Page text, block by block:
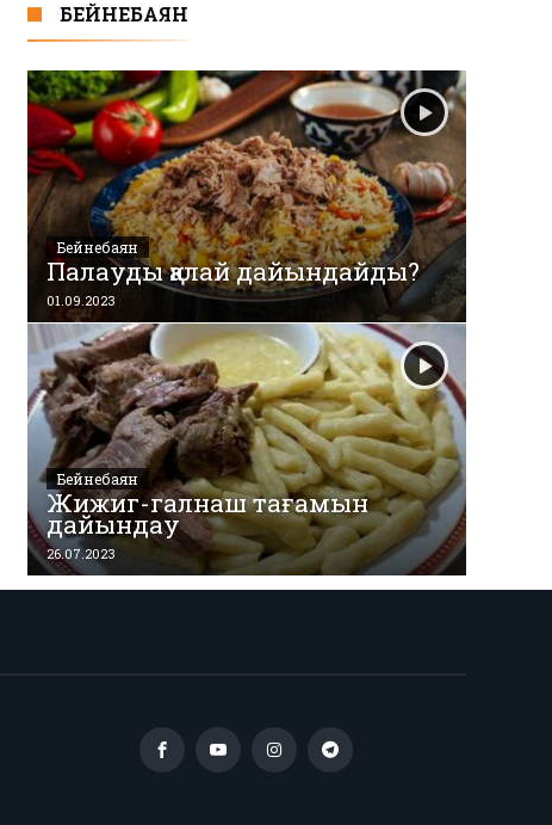
БЕЙНЕБАЯН
Бейнебаян
Палауды қалай дайындайды?
01.09.2023
Бейнебаян
Жижиг-галнаш тағамын
дайындау
26.07.2023